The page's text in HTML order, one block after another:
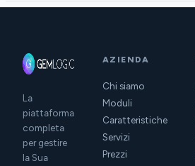
La
piattaforma
completa
per gestire
la Sua
AZIENDA
Chi siamo
Moduli
Caratteristiche
Servizi
Prezzi